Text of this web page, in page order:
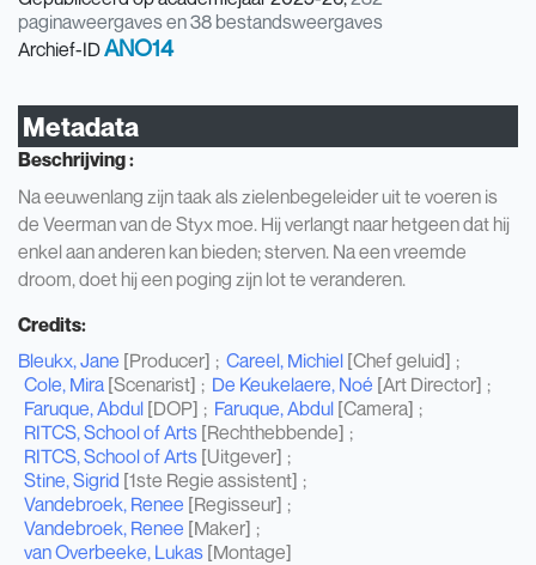
paginaweergaves en 38 bestandsweergaves
Archief-IDANO14
Metadata
Beschrijving :
Na eeuwenlang zijn taak als zielenbegeleider uit te voeren is
de Veerman van de Styx moe. Hij verlangt naar hetgeen dat hij
enkel aan anderen kan bieden; sterven. Na een vreemde
droom, doet hij een poging zijn lot te veranderen.
Credits:
Bleukx, Jane [Producer] Careel, Michiel [Chef geluid]
Cole, Mira [Scenarist] De Keukelaere, Noé [Art Director]
Faruque, Abdul [DOP] Faruque, Abdul [Camera]
RITCS, School of Arts [Rechthebbende]
RITCS, School of Arts [Uitgever]
Stine, Sigrid [1ste Regie assistent]
Vandebroek, Renee [Regisseur]
Vandebroek, Renee [Maker]
van Overbeeke, Lukas [Montage]